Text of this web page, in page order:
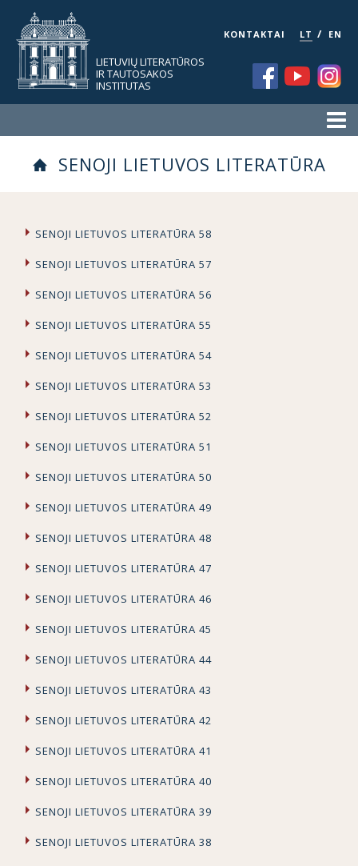
LIETUVIŲ LITERATŪROS
IR TAUTOSAKOS
INSTITUTAS
KONTAKTAI LT / EN
SENOJI LIETUVOS LITERATŪRA
SENOJI LIETUVOS LITERATŪRA 58
SENOJI LIETUVOS LITERATŪRA 57
SENOJI LIETUVOS LITERATŪRA 56
SENOJI LIETUVOS LITERATŪRA 55
SENOJI LIETUVOS LITERATŪRA 54
SENOJI LIETUVOS LITERATŪRA 53
SENOJI LIETUVOS LITERATŪRA 52
SENOJI LIETUVOS LITERATŪRA 51
SENOJI LIETUVOS LITERATŪRA 50
SENOJI LIETUVOS LITERATŪRA 49
SENOJI LIETUVOS LITERATŪRA 48
SENOJI LIETUVOS LITERATŪRA 47
SENOJI LIETUVOS LITERATŪRA 46
SENOJI LIETUVOS LITERATŪRA 45
SENOJI LIETUVOS LITERATŪRA 44
SENOJI LIETUVOS LITERATŪRA 43
SENOJI LIETUVOS LITERATŪRA 42
SENOJI LIETUVOS LITERATŪRA 41
SENOJI LIETUVOS LITERATŪRA 40
SENOJI LIETUVOS LITERATŪRA 39
SENOJI LIETUVOS LITERATŪRA 38